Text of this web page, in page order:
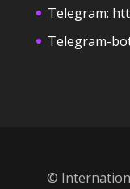
Telegram:
Telegram-
©